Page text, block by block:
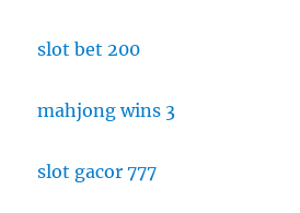
slot bet 200
mahjong wins 3
slot gacor 777